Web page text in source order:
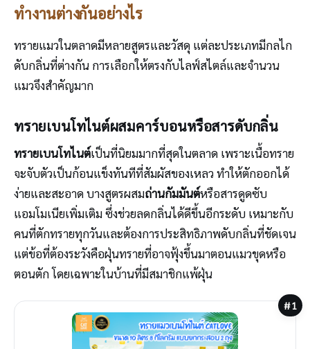
ทำงานต่างกันอย่างไร
ทรายแมวในตลาดมีหลายสูตรและวัสดุ แต่ละประเภทมีกลไก
ดับกลิ่นที่ต่างกัน การเลือกให้ตรงกับไลฟ์สไตล์และจำนวน
แมวจึงสำคัญมาก
ทรายเบนโทไนต์ผสมคาร์บอนหรือสารดับกลิ่น
ทรายเบนโทไนต์เป็นที่นิยมมากที่สุดในตลาด เพราะเนื้อทราย
จะจับตัวเป็นก้อนแข็งทันทีที่สัมผัสของเหลว ทำให้ตักออกได้
ง่ายและสะอาด บางสูตรผสมถ่านกัมมันต์หรือสารดูดซับ
แอมโมเนียเพิ่มเติม ซึ่งช่วยลดกลิ่นได้ดีขึ้นอีกระดับ เหมาะกับ
คนที่ตักทรายทุกวันและต้องการประสิทธิภาพดับกลิ่นที่ชัดเจน
แต่ข้อที่ต้องระวังคือฝุ่นทรายที่อาจฟุ้งขึ้นมาตอนแมวขุดหรือ
ตอนตัก โดยเฉพาะในบ้านที่มีสมาชิกแพ้ฝุ่น
#1